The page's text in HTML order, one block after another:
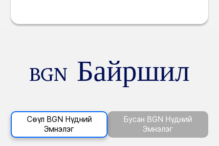
BGN Байршил
Сөүл BGN Нүдний
Эмнэлэг
Бусан BGN Нүдний
Эмнэлэг